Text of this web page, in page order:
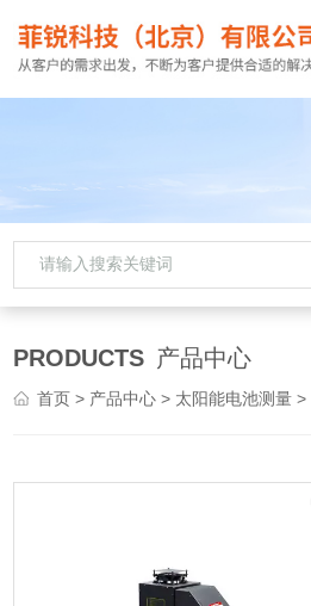
PRODUCTS 产品中心
首页 > 产品中心 > 太阳能电池测量 >